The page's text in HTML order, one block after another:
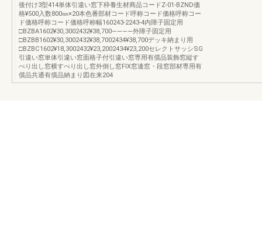
後付け3型414単体引違い窓下枠養生材商品コードZ-01-BZND価
格¥500入数800㎜×20本色番部材コード呼称コード価格呼称コー
ド価格呼称コード価格呼称幅160243-2243-4内障子固定用
□BZBA1602¥30,3002432¥38,700――――外障子固定用
□BZBB1602¥30,3002432¥38,7002434¥38,700デッキ納まり用
□BZBC1602¥18,3002432¥23,2002434¥23,200セレクトサッシSG
引違い窓単体引違い窓面格子付引違い窓専用有償品装飾窓縦す
べり出し窓横すべり出し窓外倒し窓FIX窓連窓・段窓部材専用有
償品共通有償品納まり図在来204